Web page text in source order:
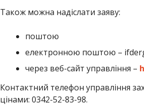
Також можна надіслати заяву:
поштою
електронною поштою –
через веб-сайт управління –
Контактний телефон управління
цінами: 0342-52-83-98.